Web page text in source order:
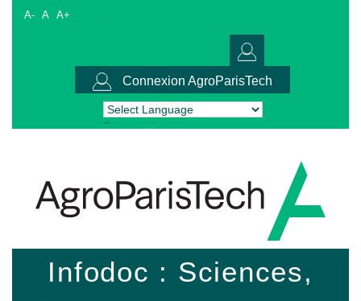
A- A A+
Connexion AgroParisTech
Powered by Translate
Infodoc : Sciences,